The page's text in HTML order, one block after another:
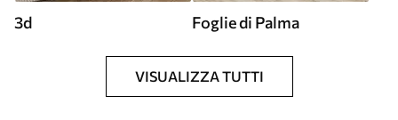
3d Foglie di Palma
VISUALIZZA TUTTI